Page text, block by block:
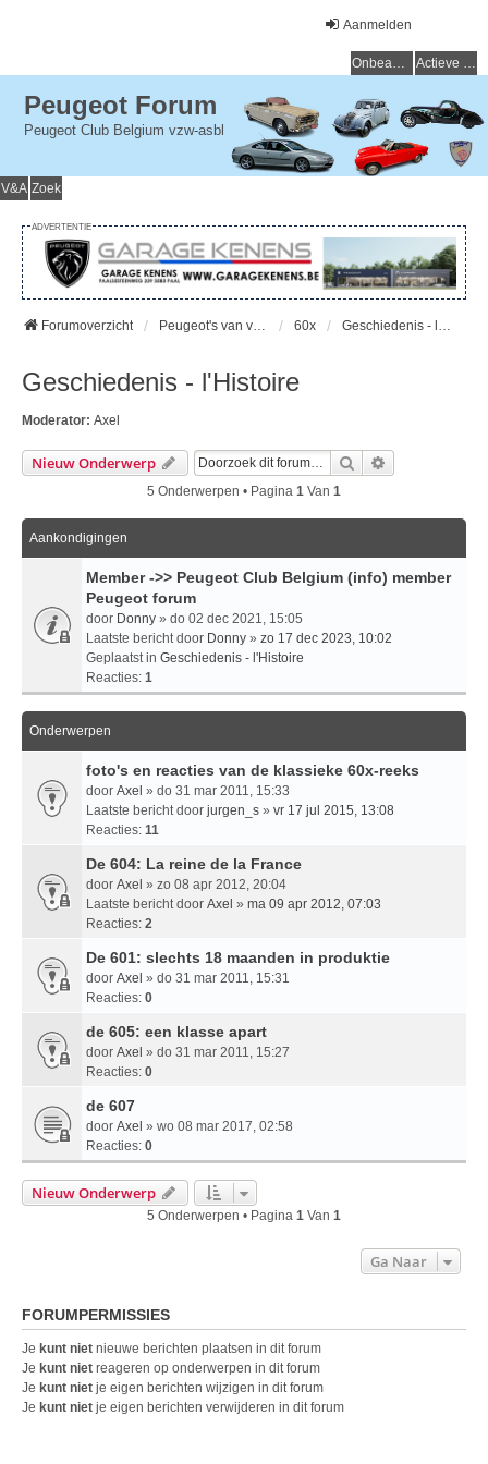
Aanmelden
Onbeantwoorde onderwerpen Actieve onderwerpen
Peugeot Forum
Peugeot Club Belgium vzw-asbl
V&A Zoek
ADVERTENTIE
Forumoverzicht Peugeot's van vroeger (> 15 jaar) - Peugeot du passé (> 15 ans) 60x Geschiedenis - l'Histoire
Geschiedenis - l'Histoire
Moderator: Axel
Nieuw Onderwerp Zoek
5 Onderwerpen • Pagina 1 Van 1
Aankondigingen
Member ->> Peugeot Club Belgium (info) member
Peugeot forum
door Donny » do 02 dec 2021, 15:05
Laatste bericht door Donny » zo 17 dec 2023, 10:02
Geplaatst in Geschiedenis - l'Histoire
Reacties: 1
Onderwerpen
foto's en reacties van de klassieke 60x-reeks
door Axel » do 31 mar 2011, 15:33
Laatste bericht door jurgen_s » vr 17 jul 2015, 13:08
Reacties: 11
De 604: La reine de la France
door Axel » zo 08 apr 2012, 20:04
Laatste bericht door Axel » ma 09 apr 2012, 07:03
Reacties: 2
De 601: slechts 18 maanden in produktie
door Axel » do 31 mar 2011, 15:31
Reacties: 0
de 605: een klasse apart
door Axel » do 31 mar 2011, 15:27
Reacties: 0
de 607
door Axel » wo 08 mar 2017, 02:58
Reacties: 0
Nieuw Onderwerp
5 Onderwerpen • Pagina 1 Van 1
Ga Naar
FORUMPERMISSIES
Je kunt niet nieuwe berichten plaatsen in dit forum
Je kunt niet reageren op onderwerpen in dit forum
Je kunt niet je eigen berichten wijzigen in dit forum
Je kunt niet je eigen berichten verwijderen in dit forum